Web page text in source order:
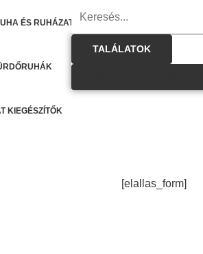
ÉS RUHÁZAT
KIEGÉSZÍTŐK
TALÁLATOK
[elallas_form]